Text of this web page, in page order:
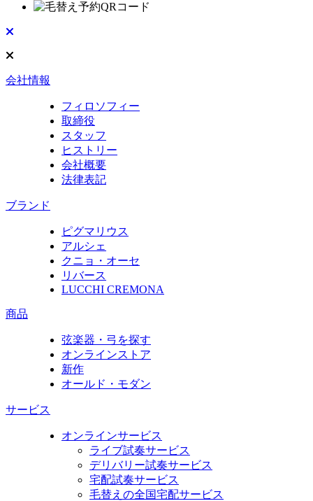
会社情報
フィロソフィー
取締役
スタッフ
ヒストリー
会社概要
法律表記
ブランド
ピグマリウス
アルシェ
クニョ・オーセ
リバース
LUCCHI CREMONA
商品
弦楽器・弓を探す
オンラインストア
新作
オールド・モダン
サービス
オンラインサービス
ライブ試奏サービス
デリバリー試奏サービス
宅配試奏サービス
毛替えの全国宅配サービス